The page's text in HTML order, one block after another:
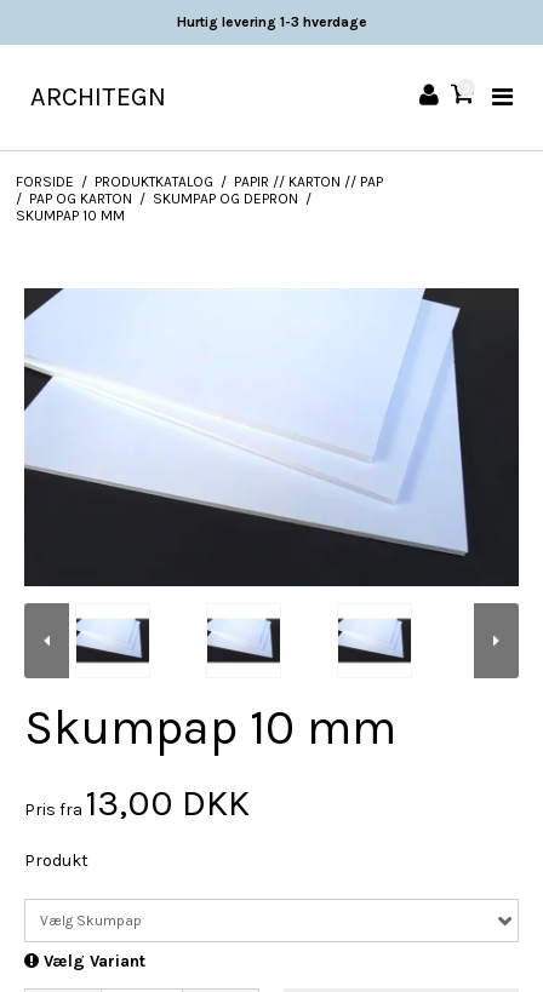
Hurtig levering 1-3 hverdage
ARCHITEGN
FORSIDE / PRODUKTKATALOG / PAPIR // KARTON // PAP
/ PAP OG KARTON / SKUMPAP OG DEPRON /
SKUMPAP 10 MM
Skumpap 10 mm
Pris fra 13,00 DKK
Produkt
Vælg Skumpap
Vælg Variant